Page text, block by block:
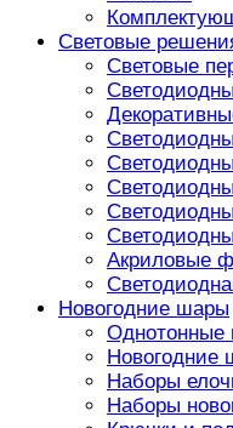
Световые
Световые
Акриловые
Новогодние шары
Однотонные
Новогодние
Наборы
Наборы